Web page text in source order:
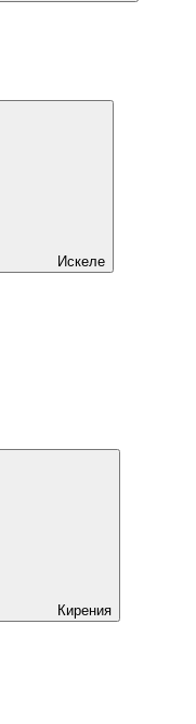
Искеле
Кирения